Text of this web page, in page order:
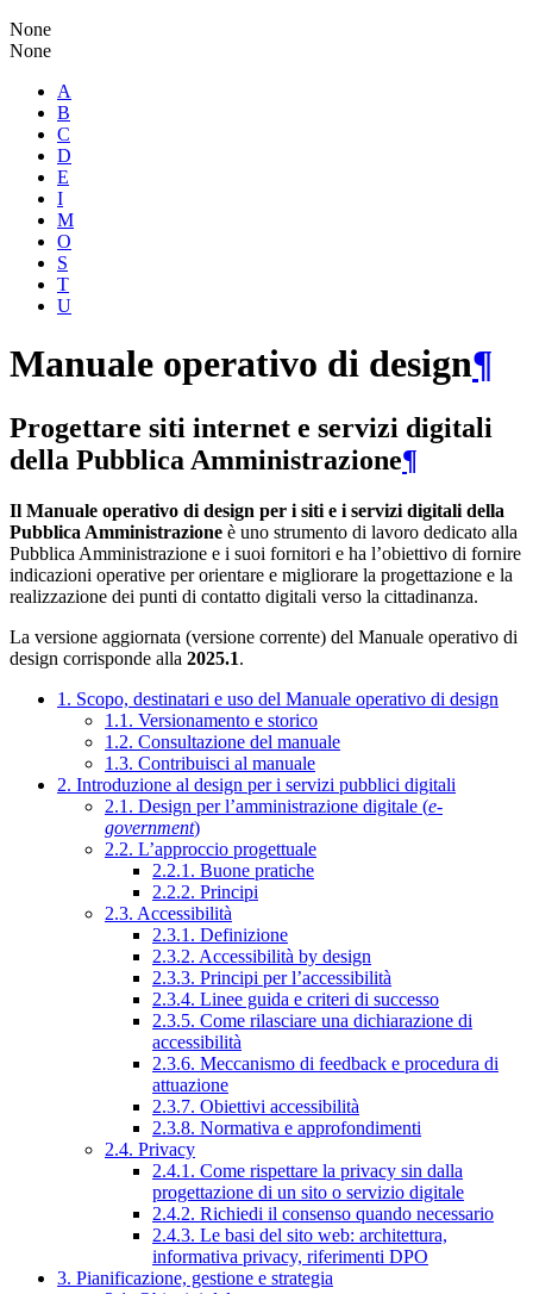
None
None
A
B
C
D
E
I
M
O
S
T
U
Manuale operativo di design¶
Progettare siti internet e servizi digitali
della Pubblica Amministrazione¶
Il Manuale operativo di design per i siti e i servizi digitali della
Pubblica Amministrazione è uno strumento di lavoro dedicato alla
Pubblica Amministrazione e i suoi fornitori e ha l’obiettivo di fornire
indicazioni operative per orientare e migliorare la progettazione e la
realizzazione dei punti di contatto digitali verso la cittadinanza.
La versione aggiornata (versione corrente) del Manuale operativo di
design corrisponde alla 2025.1.
1. Scopo, destinatari e uso del Manuale operativo di design
1.1. Versionamento e storico
1.2. Consultazione del manuale
1.3. Contribuisci al manuale
2. Introduzione al design per i servizi pubblici digitali
2.1. Design per l’amministrazione digitale (e-
government)
2.2. L’approccio progettuale
2.2.1. Buone pratiche
2.2.2. Principi
2.3. Accessibilità
2.3.1. Definizione
2.3.2. Accessibilità by design
2.3.3. Principi per l’accessibilità
2.3.4. Linee guida e criteri di successo
2.3.5. Come rilasciare una dichiarazione di
accessibilità
2.3.6. Meccanismo di feedback e procedura di
attuazione
2.3.7. Obiettivi accessibilità
2.3.8. Normativa e approfondimenti
2.4. Privacy
2.4.1. Come rispettare la privacy sin dalla
progettazione di un sito o servizio digitale
2.4.2. Richiedi il consenso quando necessario
2.4.3. Le basi del sito web: architettura,
informativa privacy, riferimenti DPO
3. Pianificazione, gestione e strategia